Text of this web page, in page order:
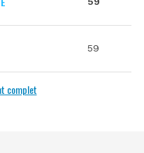
59
complet